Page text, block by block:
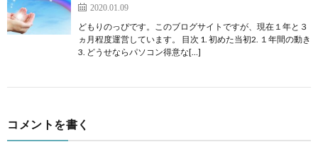
2020.01.09
どもりのっぴです。このブログサイトですが、現在１年と３
ヵ月程度運営しています。 目次 1. 初めた当初2. １年間の動き
3. どうせならパソコン得意な[…]
コメントを書く